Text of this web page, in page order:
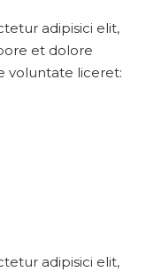
adipisici elit,
et dolore
voluntate liceret:
adipisici elit,